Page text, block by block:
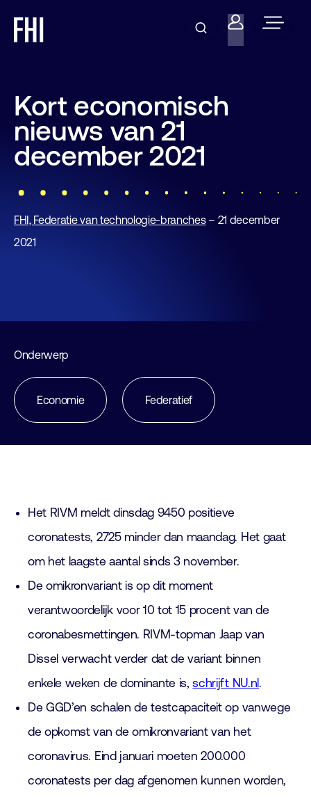
Kort economisch
nieuws van 21
december 2021
FHI, Federatie van technologie-branches– 21 december
2021
Onderwerp
Economie Federatief
Het RIVM meldt dinsdag 9450 positieve
coronatests, 2725 minder dan maandag. Het gaat
om het laagste aantal sinds 3 november.
De omikronvariant is op dit moment
verantwoordelijk voor 10 tot 15 procent van de
coronabesmettingen. RIVM-topman Jaap van
Dissel verwacht verder dat de variant binnen
enkele weken de dominante is,schrijft NU.nl .
De GGD’en schalen de testcapaciteit op vanwege
de opkomst van de omikronvariant van het
coronavirus. Eind januari moeten 200.000
coronatests per dag afgenomen kunnen worden,